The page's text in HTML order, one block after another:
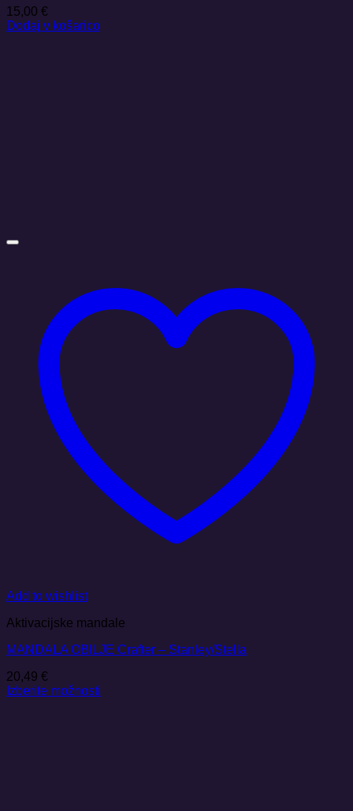
15,00 €
Dodaj v košarico
Add to wishlist
Aktivacijske mandale
MANDALA OBILJE Crafter – Stanley/Stella
20,49 €
Izberite možnosti